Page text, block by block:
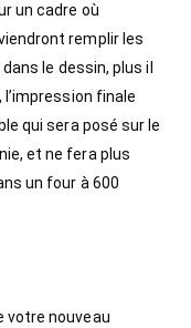
un cadre où
remplir les
le dessin, plus il
finale
qui sera posé sur le
et ne fera plus
un four à 600
votre nouveau